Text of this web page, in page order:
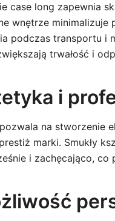
case long zapewnia
wnętrze
podczas transportu i
trwałość i
i
na stworzenie
marki. Smukły
i zachęcająco, co